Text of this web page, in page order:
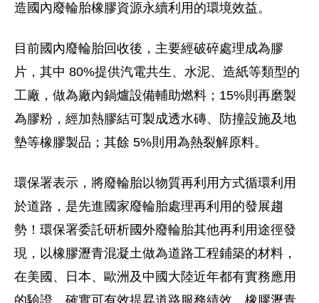
造國內廢輪胎橡膠資源永續利用的環境效益。
目前國內廢輪胎回收後，主要經破碎處理成為膠
片，其中 80%提供汽電共生、水泥、造紙等類型的
工廠，做為廠內鍋爐設備輔助燃料；15%則再磨製
為膠粉，經加熱膠結可製成透水磚、防撞設施及地
墊等橡膠製品；其餘 5%則用為熱裂解原料。
環保署表示，將廢輪胎以物質再利用方式循環利用
於道路，是先進國家廢輪胎處理再利用的發展趨
勢！環保署委託研析國外廢輪胎其他再利用途徑發
現，以橡膠瀝青混凝土做為道路工程鋪築的材料，
在美國、日本、歐洲及中國大陸近年都有實務應用